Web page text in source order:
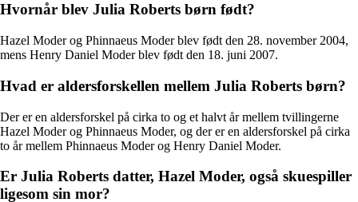
Hvornår blev Julia Roberts børn født?
Hazel Moder og Phinnaeus Moder blev født den 28. november 2004,
mens Henry Daniel Moder blev født den 18. juni 2007.
Hvad er aldersforskellen mellem Julia Roberts børn?
Der er en aldersforskel på cirka to og et halvt år mellem tvillingerne
Hazel Moder og Phinnaeus Moder, og der er en aldersforskel på cirka
to år mellem Phinnaeus Moder og Henry Daniel Moder.
Er Julia Roberts datter, Hazel Moder, også skuespiller
ligesom sin mor?